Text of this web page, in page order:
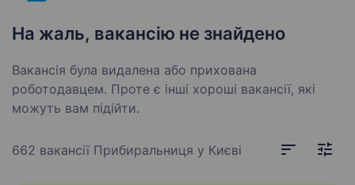
На жаль, вакансію не знайдено
Вакансія була видалена або прихована
роботодавцем. Проте є інші хороші вакансії, які
можуть вам підійти.
662 вакансії Прибиральниця у Києві